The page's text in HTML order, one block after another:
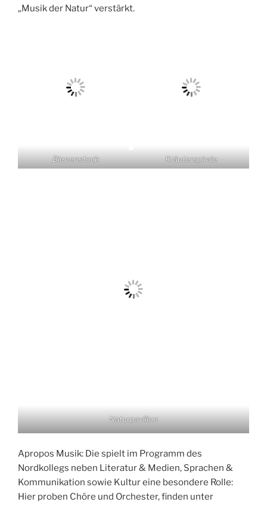
„Musik der Natur“ verstärkt.
Bienenstock Kräuterspirale
Naturpavillon
Apropos Musik: Die spielt im Programm des
Nordkollegs neben Literatur & Medien, Sprachen &
Kommunikation sowie Kultur eine besondere Rolle:
Hier proben Chöre und Orchester, finden unter